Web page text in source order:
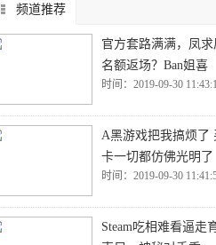
频道推荐
官方套路满满，凤求
名额返场？Ban姐喜
时间：2019-09-30
A黑游戏把我搞烦了
卡一切都仿佛光明了
时间：2019-09-30
Steam吃相难看逼走